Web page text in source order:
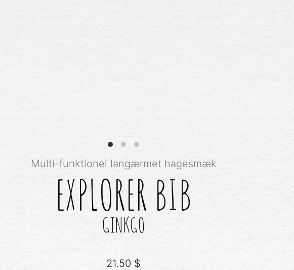
Multi-funktionel langærmet hagesmæk
EXPLORER BIB
GINKGO
21.50 $